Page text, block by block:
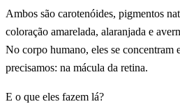
Ambos são carotenóides, pigmentos
coloração amarelada, alaranjada e
No corpo humano, eles se concentram
precisamos: na mácula da retina.
E o que eles fazem lá?